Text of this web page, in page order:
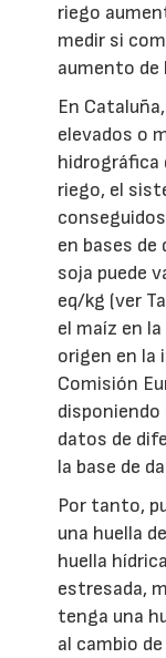
riego
medir si
aumento de
En
elevados o
hidrográfica
riego, el
en bases de
soja puede
eq/kg (ver
el maíz en
origen en la
Comisión
datos de
la base de
Por tanto,
una huella
huella
estresada,
tenga una
al cambio